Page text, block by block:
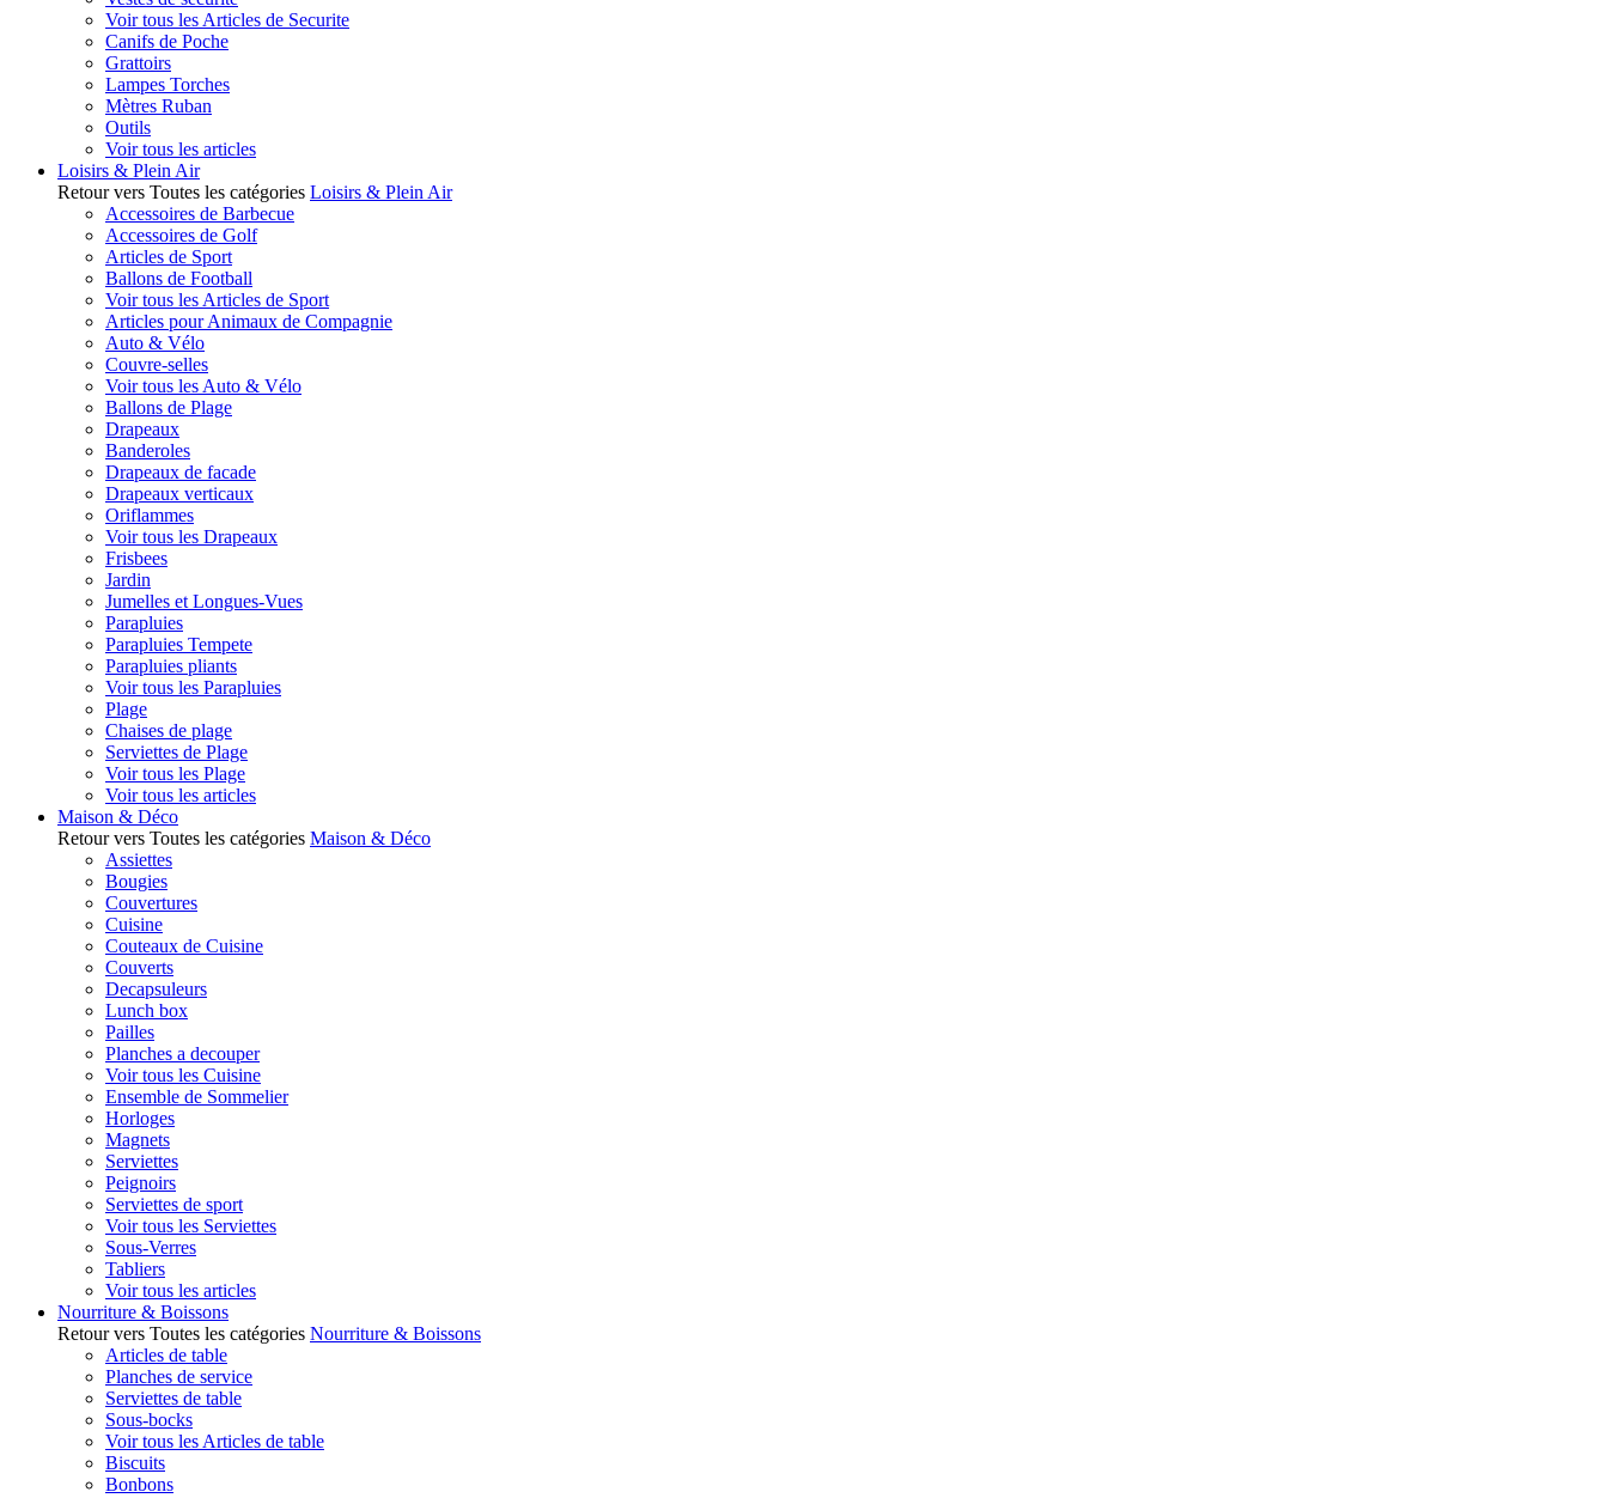
Voir tous les Articles de Securite
Canifs de Poche
Grattoirs
Lampes Torches
Mètres Ruban
Outils
Voir tous les articles
Loisirs & Plein Air
Retour vers Toutes les catégories Loisirs & Plein Air
Accessoires de Barbecue
Accessoires de Golf
Articles de Sport
Ballons de Football
Voir tous les Articles de Sport
Articles pour Animaux de Compagnie
Auto & Vélo
Couvre-selles
Voir tous les Auto & Vélo
Ballons de Plage
Drapeaux
Banderoles
Drapeaux de facade
Drapeaux verticaux
Oriflammes
Voir tous les Drapeaux
Frisbees
Jardin
Jumelles et Longues-Vues
Parapluies
Parapluies Tempete
Parapluies pliants
Voir tous les Parapluies
Plage
Chaises de plage
Serviettes de Plage
Voir tous les Plage
Voir tous les articles
Maison & Déco
Retour vers Toutes les catégories Maison & Déco
Assiettes
Bougies
Couvertures
Cuisine
Couteaux de Cuisine
Couverts
Decapsuleurs
Lunch box
Pailles
Planches a decouper
Voir tous les Cuisine
Ensemble de Sommelier
Horloges
Magnets
Serviettes
Peignoirs
Serviettes de sport
Voir tous les Serviettes
Sous-Verres
Tabliers
Voir tous les articles
Nourriture & Boissons
Retour vers Toutes les catégories Nourriture & Boissons
Articles de table
Planches de service
Serviettes de table
Sous-bocks
Voir tous les Articles de table
Biscuits
Bonbons